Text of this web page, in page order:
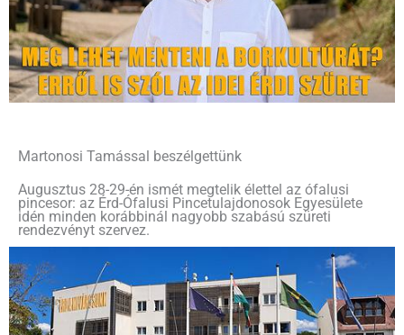
Martonosi Tamással beszélgettünk
Augusztus 28-29-én ismét megtelik élettel az ófalusi
pincesor: az Érd-Ófalusi Pincetulajdonosok Egyesülete
idén minden korábbinál nagyobb szabású szüreti
rendezvényt szervez.